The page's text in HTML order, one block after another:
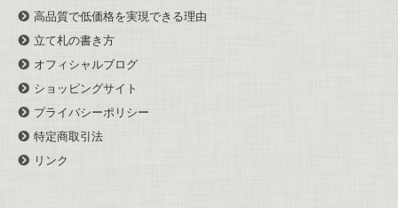
高品質で低価格を実現できる理由
立て札の書き方
オフィシャルブログ
ショッピングサイト
プライバシーポリシー
特定商取引法
リンク